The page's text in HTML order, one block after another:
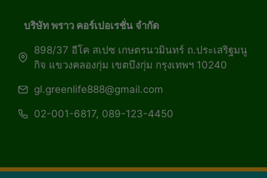
บริษัท พราว คอร์เปอเรชั่น จำกัด
898/37 อีโค สเปซ เกษตรนวมินทร์ ถ.ประเสริฐมนู
กิจ แขวงคลองกุ่ม เขตบึงกุ่ม กรุงเทพฯ 10240
gl.greenlife888@gmail.com
02-001-6817, 089-123-4450